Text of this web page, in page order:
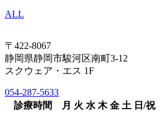
ALL
〒422-8067
静岡県静岡市駿河区南町3-12
スクウェア・エス 1F
054-287-5633
診療時間
月 火 水 木 金 土 日/祝